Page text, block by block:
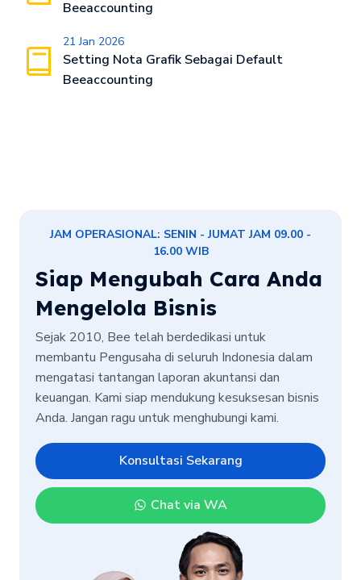
Beeaccounting
21 Jan 2026
Setting Nota Grafik Sebagai Default
Beeaccounting
JAM OPERASIONAL: SENIN - JUMAT JAM 09.00 -
16.00 WIB
Siap Mengubah Cara Anda
Mengelola Bisnis
Sejak 2010, Bee telah berdedikasi untuk
membantu Pengusaha di seluruh Indonesia dalam
mengatasi tantangan laporan akuntansi dan
keuangan. Kami siap mendukung kesuksesan bisnis
Anda. Jangan ragu untuk menghubungi kami.
Konsultasi Sekarang
Chat via WA